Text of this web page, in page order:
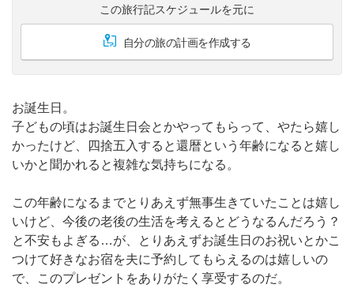
この旅行記スケジュールを元に
自分の旅の計画を作成する
お誕生日。
子どもの頃はお誕生日会とかやってもらって、やたら嬉し
かったけど、四捨五入すると還暦という年齢になると嬉し
いかと聞かれると複雑な気持ちになる。
この年齢になるまでとりあえず無事生きていたことは嬉し
いけど、今後の老後の生活を考えるとどうなるんだろう？
と不安もよぎる…が、とりあえずお誕生日のお祝いとかこ
つけて好きなお宿を夫に予約してもらえるのは嬉しいの
で、このプレゼントをありがたく享受するのだ。